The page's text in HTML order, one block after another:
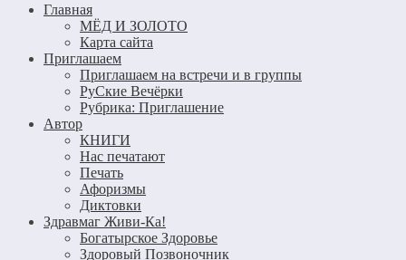
Главная
МЁД И ЗОЛОТО
Карта сайта
Приглашаем
Приглашаем на встречи и в группы
РуСкие Вечёрки
Рубрика: Приглашение
Автор
КНИГИ
Нас печатают
Печать
Афоризмы
Диктовки
Здравмаг Живи-Ка!
Богатырское Здоровье
Здоровый Позвоночник